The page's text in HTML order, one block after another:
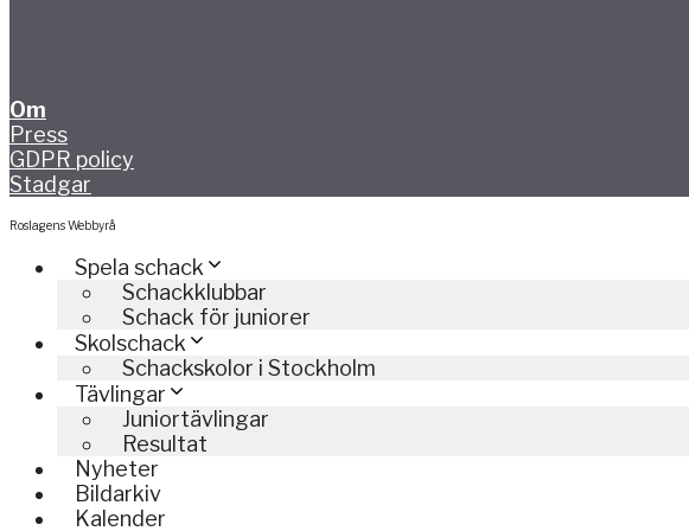
Om
Press
GDPR policy
Stadgar
Roslagens Webbyrå
Spela schack
Schackklubbar
Schack för juniorer
Skolschack
Schackskolor i Stockholm
Tävlingar
Juniortävlingar
Resultat
Nyheter
Bildarkiv
Kalender